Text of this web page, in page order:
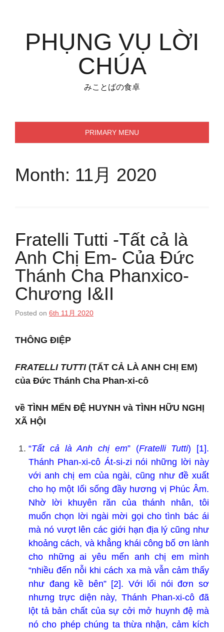
contentPHỤNG VỤ LỜI
CHÚA
みことばの食卓
PRIMARY MENU
Month: 11月 2020
Fratelli Tutti -Tất cả là
Anh Chị Em- Của Đức
Thánh Cha Phanxico-
Chương I&II
Posted on 6th 11月 2020
THÔNG ĐIỆP
FRATELLI TUTTI (TẤT CẢ LÀ ANH CHỊ EM)
của Đức Thánh Cha Phan-xi-cô
về TÌNH MẾN ĐỆ HUYNH và TÌNH HỮU NGHỊ
XÃ HỘI
“Tất cả là Anh chị em” (Fratelli Tutti) [1].
Thánh Phan-xi-cô Át-si-zi nói những lời này
với anh chị em của ngài, cũng như đề xuất
cho họ một lối sống đầy hương vị Phúc Âm.
Nhờ lời khuyên răn của thánh nhân, tôi
muốn chọn lời ngài mời gọi cho tình bác ái
mà nó vượt lên các giới hạn địa lý cũng như
khoảng cách, và khẳng khái công bố ơn lành
cho những ai yêu mến anh chị em mình
“nhiều đến nỗi khi cách xa mà vẫn cảm thấy
như đang kề bên” [2]. Với lối nói đơn sơ
nhưng trực diện này, Thánh Phan-xi-cô đã
lột tả bản chất của sự cởi mở huynh đệ mà
nó cho phép chúng ta thừa nhận, cảm kích